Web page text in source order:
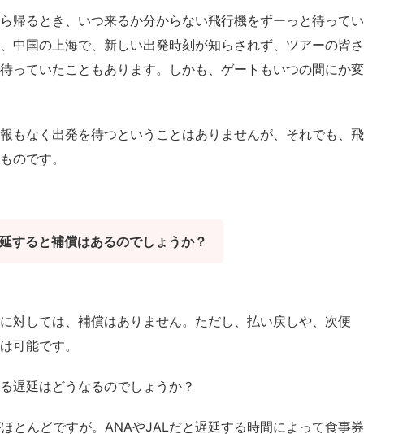
帰るとき、いつ来るか分からない飛行機をずーっと待ってい
中国の上海で、新しい出発時刻が知らされず、ツアーの皆さ
っていたこともあります。しかも、ゲートもいつの間にか変
もなく出発を待つということはありませんが、それでも、飛
のです。
すると補償はあるのでしょうか？
対しては、補償はありません。ただし、払い戻しや、次便
可能です。
遅延はどうなるのでしょうか？
とんどですが。ANAやJALだと遅延する時間によって食事券